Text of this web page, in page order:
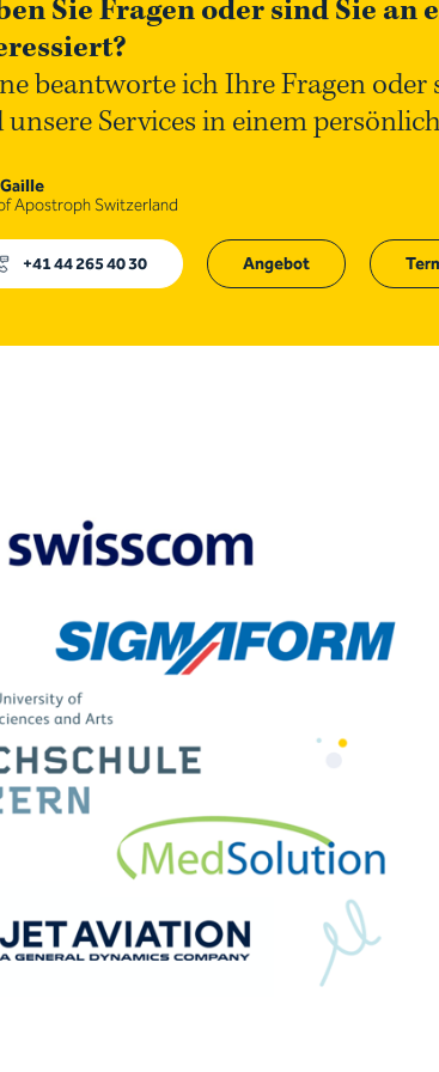
Sie Fragen oder sind Sie
beantworte ich Ihre Fragen
unsere Services in einem
Apostroph Switzerland
+41 44 265 40 30 Angebot